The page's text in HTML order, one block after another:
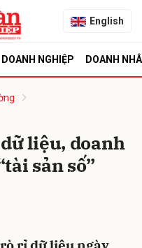
English
DOANH NGHIỆP DOANH
liệu, doanh
sản số”